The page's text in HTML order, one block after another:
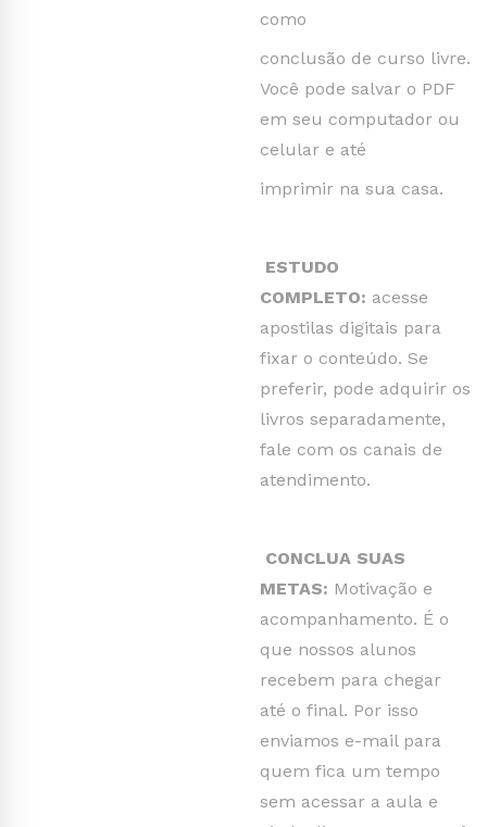
como
conclusão de curso livre.
Você pode salvar o PDF
em seu computador ou
celular e até
imprimir na sua casa.
ESTUDO
COMPLETO: acesse
apostilas digitais para
fixar o conteúdo. Se
preferir, pode adquirir os
livros separadamente,
fale com os canais de
atendimento.
CONCLUA SUAS
METAS: Motivação e
acompanhamento. É o
que nossos alunos
recebem para chegar
até o final. Por isso
enviamos e-mail para
quem fica um tempo
sem acessar a aula e